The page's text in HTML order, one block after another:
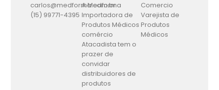
carlos@medforma.com.br
(15) 99771-4395
A Medforma
Importadora de
Produtos Médicos
comércio
Atacadista tem o
prazer de
convidar
distribuidores de
produtos
Comercio
Varejista de
Produtos
Médicos